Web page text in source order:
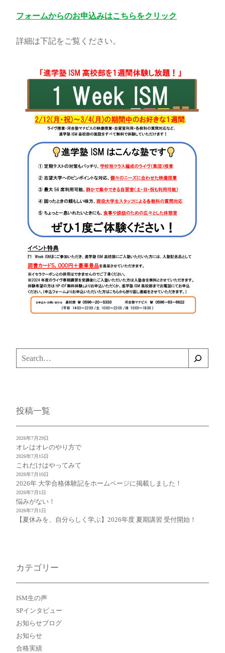
フォームからのお申込みはこちらをクリック
詳細は下記をご覧ください。
検
索
投稿一覧
オレはオレのやり方で
2026年7月29日
これだけはやってみて
2026年7月15日
2026年 大学合格体験記をホームページに掲載しました！
2026年7月10日
悩みがない！
2026年7月1日
【夏休みを、自分らしく学ぶ】2026年度 夏期講習 受付開始！
2026年7月1日
カテゴリー
ISM生の声
SPインタビュー
お知らせブログ
お知らせ
合格実績